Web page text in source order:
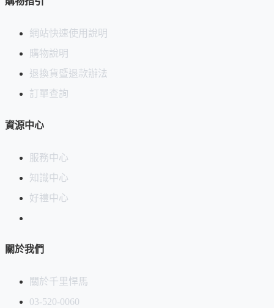
網站快速使用說明
購物說明
退換貨暨退款辦法
訂單查詢
資源中心
服務中心
知識中心
好禮中心
關於我們
關於千里悍馬
03-520-0060